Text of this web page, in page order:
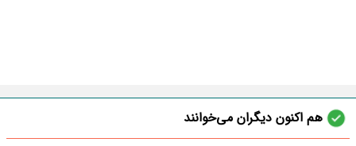
هم اکنون دیگران می‌خوانند